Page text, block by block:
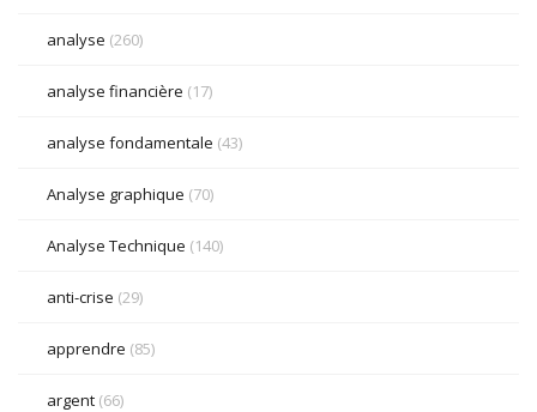
analyse (260)
analyse financière (17)
analyse fondamentale (43)
Analyse graphique (70)
Analyse Technique (140)
anti-crise (29)
apprendre (85)
argent (66)